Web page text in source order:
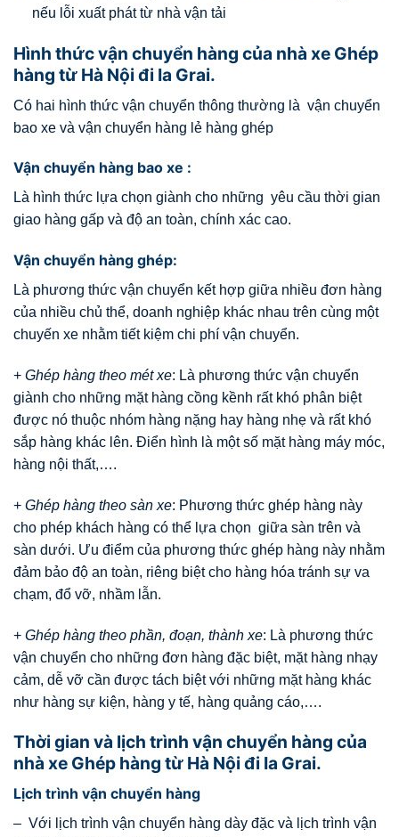
nếu lỗi xuất phát từ nhà vận tải
Hình thức vận chuyển hàng của nhà xe Ghép
hàng từ Hà Nội đi Ia Grai.
Có hai hình thức vận chuyển thông thường là vận chuyển
bao xe và vận chuyển hàng lẻ hàng ghép
Vận chuyển hàng bao xe :
Là hình thức lựa chọn giành cho những yêu cầu thời gian
giao hàng gấp và độ an toàn, chính xác cao.
Vận chuyển hàng ghép:
Là phương thức vận chuyển kết hợp giữa nhiều đơn hàng
của nhiều chủ thể, doanh nghiệp khác nhau trên cùng một
chuyến xe nhằm tiết kiệm chi phí vận chuyển.
+ Ghép hàng theo mét xe: Là phương thức vận chuyển
giành cho những mặt hàng cồng kềnh rất khó phân biệt
được nó thuộc nhóm hàng nặng hay hàng nhẹ và rất khó
sắp hàng khác lên. Điển hình là một số mặt hàng máy móc,
hàng nội thất,….
+ Ghép hàng theo sàn xe: Phương thức ghép hàng này
cho phép khách hàng có thể lựa chọn giữa sàn trên và
sàn dưới. Ưu điểm của phương thức ghép hàng này nhằm
đảm bảo độ an toàn, riêng biệt cho hàng hóa tránh sự va
chạm, đổ vỡ, nhầm lẫn.
+ Ghép hàng theo phần, đoạn, thành xe: Là phương thức
vận chuyển cho những đơn hàng đặc biệt, mặt hàng nhạy
cảm, dễ vỡ cần được tách biệt với những mặt hàng khác
như hàng sự kiện, hàng y tế, hàng quảng cáo,….
Thời gian và lịch trình vận chuyển hàng của
nhà xe Ghép hàng từ Hà Nội đi Ia Grai.
Lịch trình vận chuyển hàng
– Với lịch trình vận chuyển hàng dày đặc và lịch trình vận